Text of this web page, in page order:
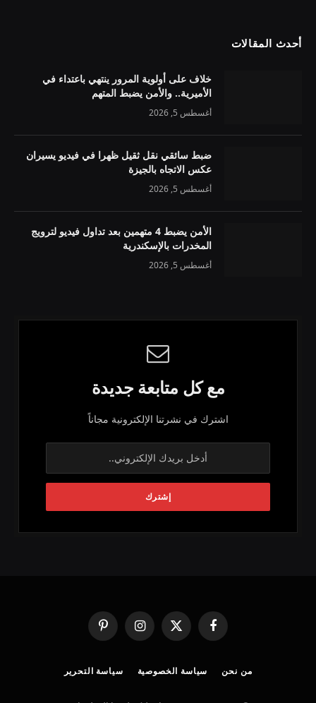
أحدث المقالات
خلاف على أولوية المرور ينتهي باعتداء في
الأميرية.. والأمن يضبط المتهم
أغسطس 5, 2026
ضبط سائقي نقل ثقيل ظهرا في فيديو يسيران
عكس الاتجاه بالجيزة
أغسطس 5, 2026
الأمن يضبط 4 متهمين بعد تداول فيديو لترويج
المخدرات بالإسكندرية
أغسطس 5, 2026
مع كل متابعة جديدة
اشترك في نشرتنا الإلكترونية مجاناً
فيسبوك
X
(Twitter)
الانستغرامبينتيريست
من نحن سياسة الخصوصية سياسة التحرير